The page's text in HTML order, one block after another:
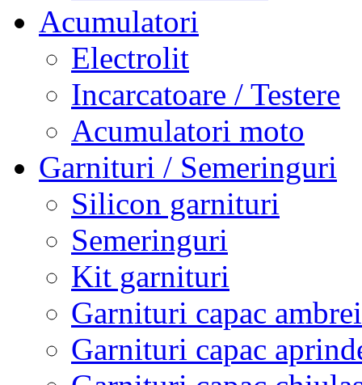
Acumulatori
Electrolit
Incarcatoare / Testere
Acumulatori moto
Garnituri / Semeringuri
Silicon garnituri
Semeringuri
Kit garnituri
Garnituri capac
Garnituri capac